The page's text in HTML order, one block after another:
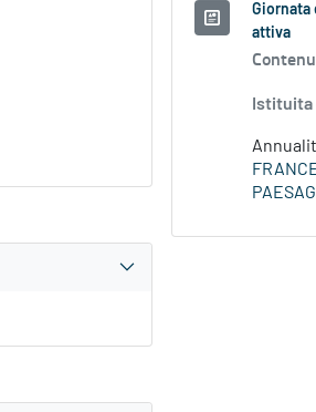
Giornata
attiva
Istituita